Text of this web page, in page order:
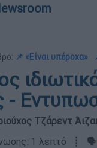
📌 «Είναι υπέροχα»
-
Τζάρεντ
1 λεπτό ┋ 🗣️